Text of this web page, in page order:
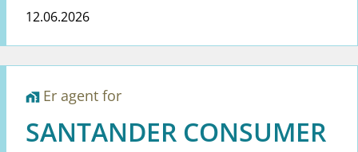
12.06.2026
home_work Er agent for
SANTANDER CONSUMER